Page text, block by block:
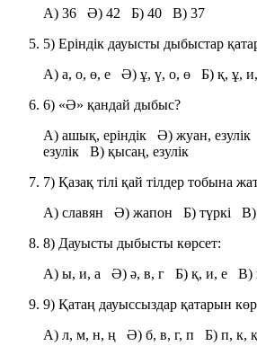
A) 36 Ә) 42 Б) 40 В) 37
5) Еріндік дауысты дыбыстар
A) а, о, ө, е Ә) ұ, ү, о, ө Б) қ, ұ,
6) «Ә» қандай дыбыс?
A) ашық, еріндік Ә) жуан,
езулік В) қысаң, езулік
7) Қазақ тілі қай тілдер тобына
A) славян Ә) жапон Б) түркі В)
8) Дауысты дыбысты көрсет:
A) ы, и, а Ә) ә, в, г Б) қ, и, е В)
9) Қатаң дауыссыздар қатарын
A) л, м, н, ң Ә) б, в, г, п Б) п, к,